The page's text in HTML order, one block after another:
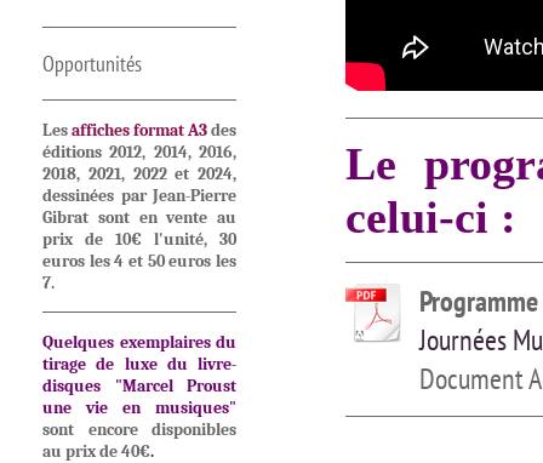
Opportunités
Lesaffiches format A3des
éditions 2012, 2014, 2016,
2018, 2021, 2022 et 2024,
dessinées par Jean-Pierre
Gibrat sont en vente au
prix de 10€ l'unité, 30
euros les 4 et 50 euros les
7.
Quelques exemplaires du
tirage de luxe du livre-
disques "Marcel Proust
une vie en musiques"
sont encore disponibles
au prix de 40€.
Le
celui-ci :
Journées
Document